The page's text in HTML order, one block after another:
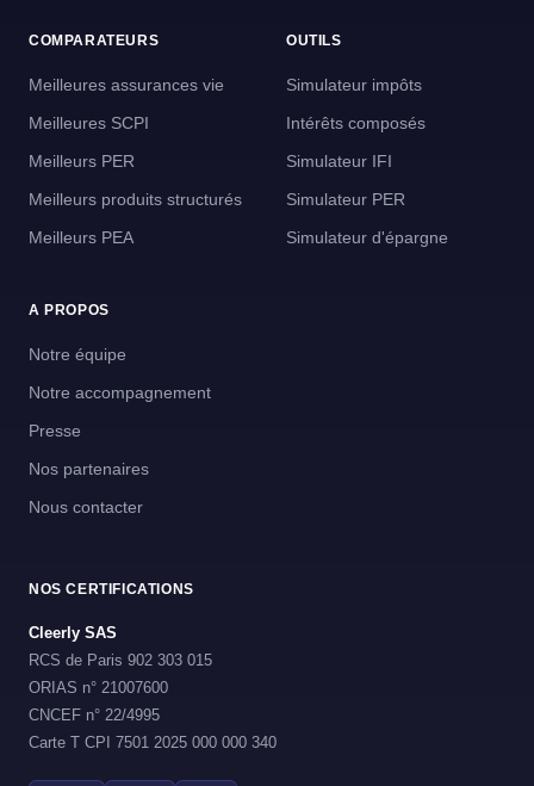
COMPARATEURS
Meilleures assurances vie
Meilleures SCPI
Meilleurs PER
Meilleurs produits structurés
Meilleurs PEA
OUTILS
Simulateur impôts
Intérêts composés
Simulateur IFI
Simulateur PER
Simulateur d'épargne
A PROPOS
Notre équipe
Notre accompagnement
Presse
Nos partenaires
Nous contacter
NOS CERTIFICATIONS
Cleerly SAS
RCS de Paris 902 303 015
ORIAS n° 21007600
CNCEF n° 22/4995
Carte T CPI 7501 2025 000 000 340